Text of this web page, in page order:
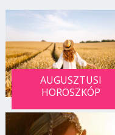
AUGUSZTUSI
HOROSZKÓP